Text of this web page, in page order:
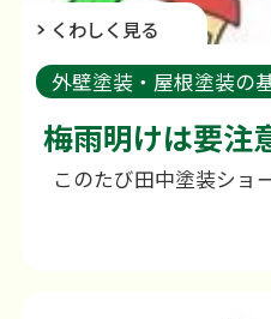
くわしく見る
外壁塗装・屋根塗装の
外壁塗装のご相談